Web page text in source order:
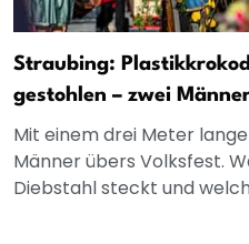
Straubing:
gestohlen – zwei
Mit einem drei Meter
Männer übers Volksfest.
Diebstahl steckt und